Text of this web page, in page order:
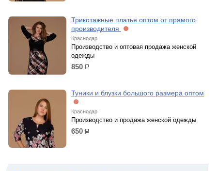
Трикотажные платья оптом от прямого
производителя
Краснодар
Производство и оптовая продажа женской
одежды
850 р.
Туники и блузки большого размера оптом
Краснодар
Производство и продажа женской одежды
650 р.